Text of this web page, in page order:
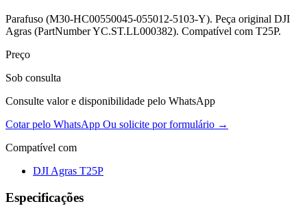
Parafuso (M30-HC00550045-055012-5103-Y). Peça original DJI
Agras (PartNumber YC.ST.LL000382). Compatível com T25P.
Preço
Sob consulta
Consulte valor e disponibilidade pelo WhatsApp
Cotar pelo WhatsApp Ou solicite por formulário →
Compatível com
DJI Agras T25P
Especificações